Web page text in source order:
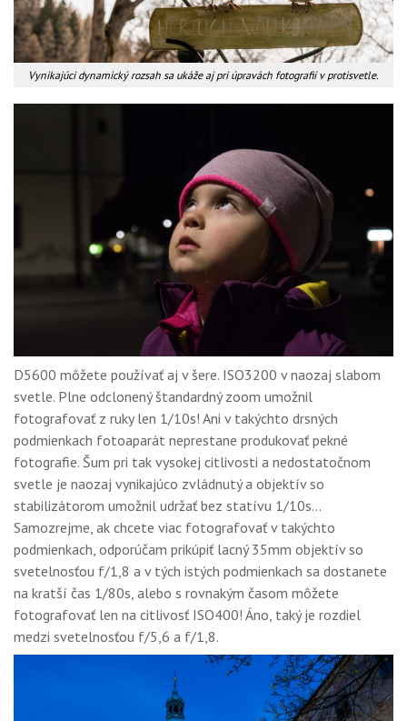
Vynikajúci dynamický rozsah sa ukáže aj pri úpravách fotografií v protisvetle.
D5600 môžete používať aj v šere. ISO3200 v naozaj slabom
svetle. Plne odclonený štandardný zoom umožnil
fotografovať z ruky len 1/10s! Ani v takýchto drsných
podmienkach fotoaparát neprestane produkovať pekné
fotografie. Šum pri tak vysokej citlivosti a nedostatočnom
svetle je naozaj vynikajúco zvládnutý a objektív so
stabilizátorom umožnil udržať bez statívu 1/10s…
Samozrejme, ak chcete viac fotografovať v takýchto
podmienkach, odporúčam prikúpiť lacný 35mm objektív so
svetelnosťou f/1,8 a v tých istých podmienkach sa dostanete
na kratší čas 1/80s, alebo s rovnakým časom môžete
fotografovať len na citlivosť ISO400! Áno, taký je rozdiel
medzi svetelnosťou f/5,6 a f/1,8.